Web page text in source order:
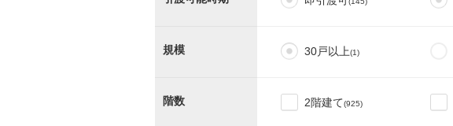
規模 30戸以上(1)
階数 2階建て(925)